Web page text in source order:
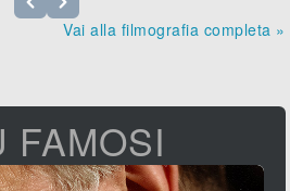
Vai alla filmografia completa »
FAMOSI